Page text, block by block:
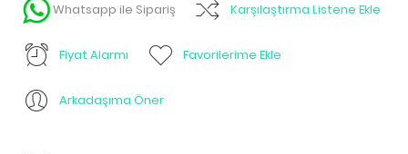
Whatsapp ile Sipariş Karşılaştırma Listene Ekle
Fiyat Alarmı Favorilerime Ekle
Arkadaşıma Öner